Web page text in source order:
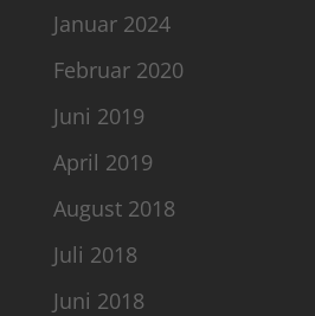
Januar 2024
Februar 2020
Juni 2019
April 2019
August 2018
Juli 2018
Juni 2018